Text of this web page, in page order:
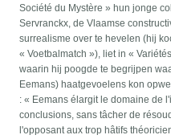
Société du Mystère » hun jonge
Servranckx, de Vlaamse
surrealisme over te hevelen (hij
« Voetbalmatch »), liet in «
waarin hij poogde te begrijpen
Eemans) haatgevoelens kon
: « Eemans élargit le domaine de
conclusions, sans tâcher de
l'opposant aux trop hâtifs